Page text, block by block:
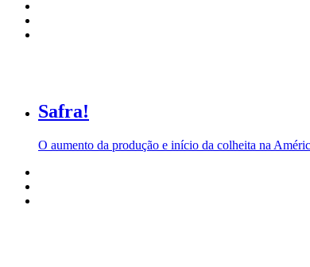
Safra!
O aumento da produção e início da colheita na